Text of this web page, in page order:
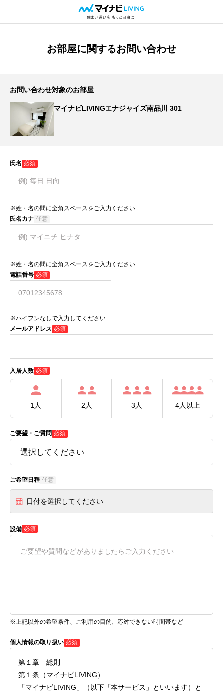
お部屋に関するお問い合わせ
お問い合わせ対象のお部屋
マイナビLIVINGエナジャイズ南品川 301
氏名 必須
※姓・名の間に全角スペースをご入力ください
氏名カナ 任意
※姓・名の間に全角スペースをご入力ください
電話番号 必須
※ハイフンなしで入力してください
メールアドレス 必須
入居人数 必須
1人 2人 3人 4人以上
ご要望・ご質問 必須
ご希望日程 任意
日付を選択してください
設備 必須
※上記以外の希望条件、ご利用の目的、応対できない時間帯など
個人情報の取り扱い 必須
第１章 総則
第１条（マイナビLIVING）
「マイナビLIVING」（以下「本サービス」といいます）と